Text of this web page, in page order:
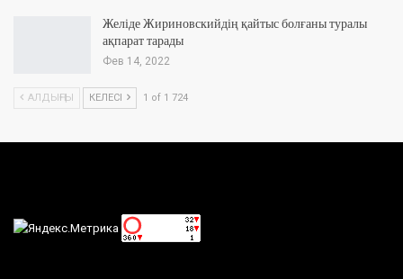
Желіде Жириновскийдің қайтыс болғаны туралы
ақпарат тарады
Фев 14, 2022
АЛДЫҢҒЫ КЕЛЕСІ 1 of 1 724